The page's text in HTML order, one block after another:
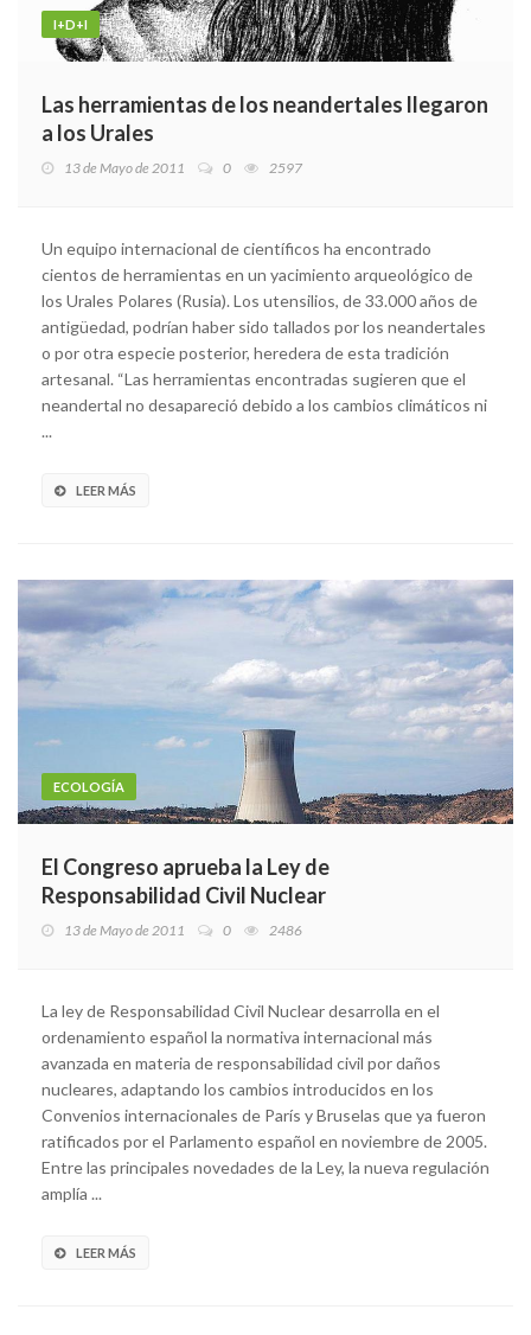
I+D+I
Las herramientas de los neandertales llegaron
a los Urales
13 de Mayo de 2011 0 2597
Un equipo internacional de científicos ha encontrado
cientos de herramientas en un yacimiento arqueológico de
los Urales Polares (Rusia). Los utensilios, de 33.000 años de
antigüedad, podrían haber sido tallados por los neandertales
o por otra especie posterior, heredera de esta tradición
artesanal. “Las herramientas encontradas sugieren que el
neandertal no desapareció debido a los cambios climáticos ni
...
LEER MÁS
ECOLOGÍA
El Congreso aprueba la Ley de
Responsabilidad Civil Nuclear
13 de Mayo de 2011 0 2486
La ley de Responsabilidad Civil Nuclear desarrolla en el
ordenamiento español la normativa internacional más
avanzada en materia de responsabilidad civil por daños
nucleares, adaptando los cambios introducidos en los
Convenios internacionales de París y Bruselas que ya fueron
ratificados por el Parlamento español en noviembre de 2005.
Entre las principales novedades de la Ley, la nueva regulación
amplía ...
LEER MÁS